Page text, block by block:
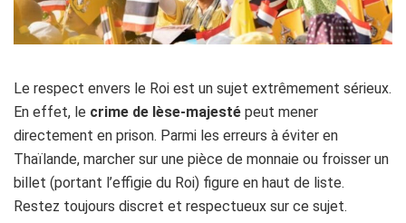
Le respect envers le Roi est un sujet extrêmement sérieux.
En effet, le crime de lèse-majesté peut mener
directement en prison. Parmi les erreurs à éviter en
Thaïlande, marcher sur une pièce de monnaie ou froisser un
billet (portant l’effigie du Roi) figure en haut de liste.
Restez toujours discret et respectueux sur ce sujet.